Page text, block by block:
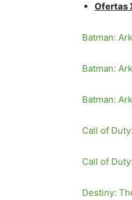
Ofertas
Batman:
Batman:
Batman:
Call of
Call of
Destiny: